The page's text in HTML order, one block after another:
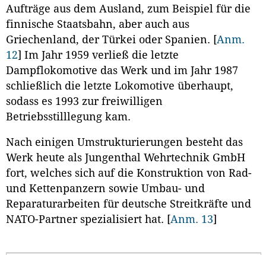
Aufträge aus dem Ausland, zum Beispiel für die
finnische Staatsbahn, aber auch aus
Griechenland, der Türkei oder Spanien. [Anm.
12] Im Jahr 1959 verließ die letzte
Dampflokomotive das Werk und im Jahr 1987
schließlich die letzte Lokomotive überhaupt,
sodass es 1993 zur freiwilligen
Betriebsstilllegung kam.
Nach einigen Umstrukturierungen besteht das
Werk heute als Jungenthal Wehrtechnik GmbH
fort, welches sich auf die Konstruktion von Rad-
und Kettenpanzern sowie Umbau- und
Reparaturarbeiten für deutsche Streitkräfte und
NATO-Partner spezialisiert hat. [Anm. 13]